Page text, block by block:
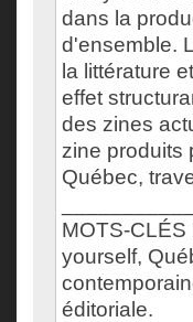
dans la
d'ensemble.
la littérature
effet
des zines
zine produits
Québec,
MOTS-CLÉS
yourself,
éditoriale.